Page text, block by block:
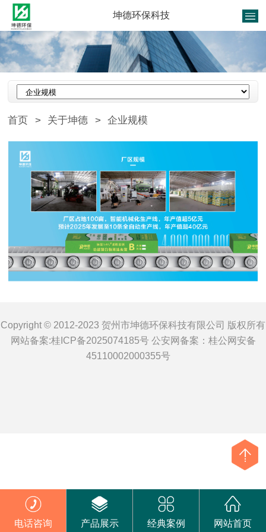
坤德环保科技
首页 > 关于坤德 > 企业规模
Copyright © 2012-2023 贺州市坤德环保科技有限公司 版权所有
网站备案:桂ICP备2025074185号公安网备案： 桂公网安备
45110002000355号
电话咨询 产品展示 经典案例 网站首页